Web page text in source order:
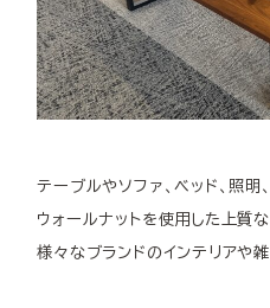
テーブルやソファ、ベッド、照明
ウォールナットを使用した上質
様々なブランドのインテリアや